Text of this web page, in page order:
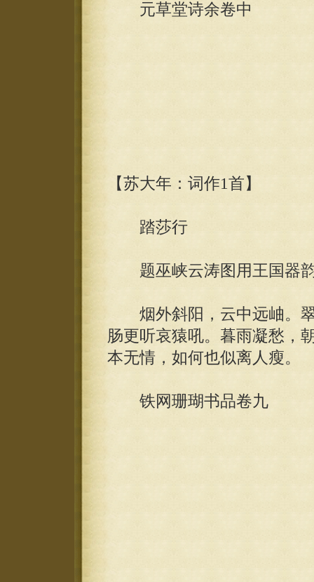
元草堂诗余卷中
【苏大年：词作1首】
踏莎行
题巫峡云涛图用王国器
烟外斜阳，云中远岫。翠
肠更听哀猿吼。暮雨凝愁，
本无情，如何也似离人瘦。
铁网珊瑚书品卷九